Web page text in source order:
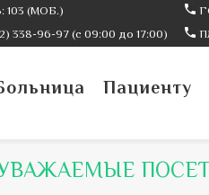
(МОБ.)
338-96-97 (c 09:00 до 17:00)
Пациенту